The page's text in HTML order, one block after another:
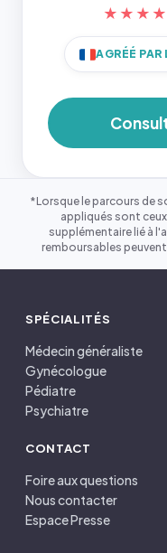
AGRÉÉ PAR
*Lorsque le parcours de
appliqués sont
supplémentaire lié à
remboursables
SPÉCIALITÉS
Médecin généraliste
Gynécologue
Pédiatre
Psychiatre
CONTACT
Foire aux questions
Nous contacter
Espace Presse